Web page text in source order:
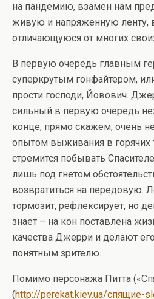
на пандемию, взамен нам
живую и напряженную ленту,
отличающуюся от многих
В первую очередь главным
суперкрутым гонфайтером,
прости господи, Йовович.
сильный в первую очередь
конце, прямо скажем, очень
опытом выживания в горячих
стремится побывать
лишь под гнетом
возвратиться на передовую.
тормозит, рефлексирует, но
знает – на кон поставлена
качества Джерри и делают
понятным зрителю.
Помимо персонажа Питта
(http://perekat.kiev.ua/спящие-